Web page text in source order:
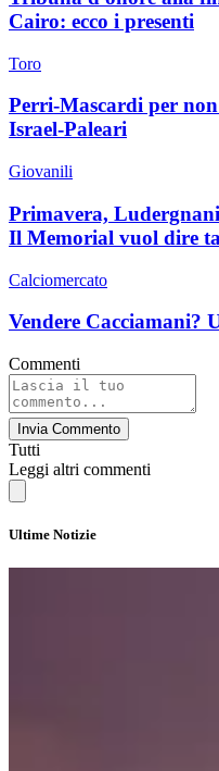
Cairo: ecco i presenti
Toro
Perri-Mascardi per
Israel-Paleari
Giovanili
Primavera,
Il Memorial vuol dire
Calciomercato
Vendere Cacciamani?
Commenti
Invia Commento
Tutti
Leggi altri commenti
Ultime Notizie